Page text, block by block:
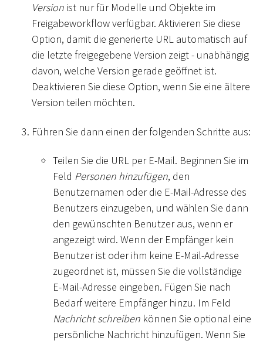
Version ist nur für Modelle und Objekte im
Freigabeworkflow verfügbar. Aktivieren Sie diese
Option, damit die generierte URL automatisch auf
die letzte freigegebene Version zeigt - unabhängig
davon, welche Version gerade geöffnet ist.
Deaktivieren Sie diese Option, wenn Sie eine ältere
Version teilen möchten.
Führen Sie dann einen der folgenden Schritte aus:
Teilen Sie die URL per E-Mail. Beginnen Sie im
Feld Personen hinzufügen, den
Benutzernamen oder die E-Mail-Adresse des
Benutzers einzugeben, und wählen Sie dann
den gewünschten Benutzer aus, wenn er
angezeigt wird. Wenn der Empfänger kein
Benutzer ist oder ihm keine E-Mail-Adresse
zugeordnet ist, müssen Sie die vollständige
E-Mail-Adresse eingeben. Fügen Sie nach
Bedarf weitere Empfänger hinzu. Im Feld
Nachricht schreiben können Sie optional eine
persönliche Nachricht hinzufügen. Wenn Sie